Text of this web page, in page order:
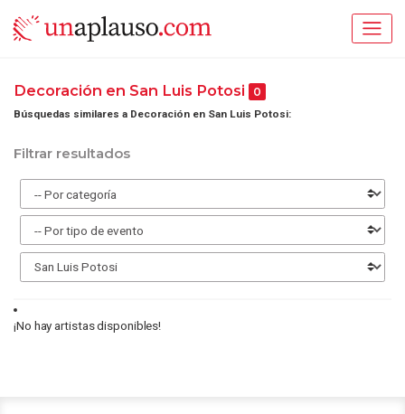
Decoración en San Luis Potosi 0
Búsquedas similares a Decoración en San Luis Potosi:
Filtrar resultados
¡No hay artistas disponibles!